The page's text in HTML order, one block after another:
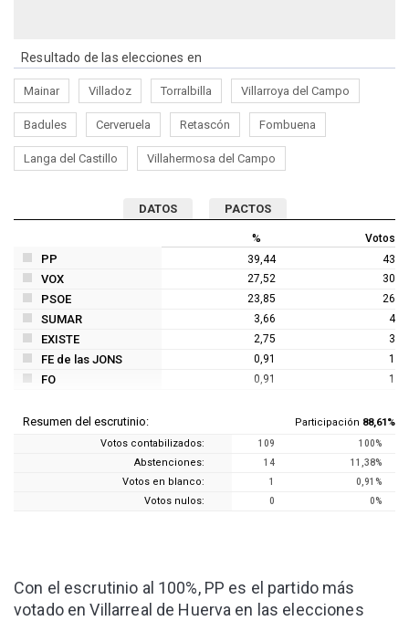
Resultado de las elecciones en
Mainar Villadoz Torralbilla Villarroya del Campo
Badules Cerveruela Retascón Fombuena
Langa del Castillo Villahermosa del Campo
DATOS PACTOS
% Votos
PP 39,44 43
VOX 27,52 30
PSOE 23,85 26
SUMAR 3,66 4
EXISTE 2,75 3
FE de las JONS 0,91 1
FO 0,91 1
Resumen del escrutinio: Participación 88,61%
Votos contabilizados:
109 100%
Abstenciones: 14 11,38%
Votos en blanco: 1 0,91%
Votos nulos: 0 0%
Con el escrutinio al 100%, PP es el partido más
votado en Villarreal de Huerva en las elecciones